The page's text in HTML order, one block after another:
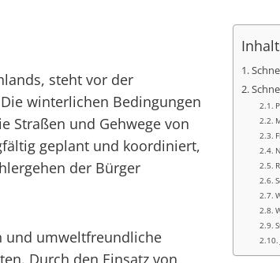
steht vor der
winterlichen Bedingungen
Straßen und Gehwege von
geplant und koordiniert,
der Bürger
und umweltfreundliche
Durch den Einsatz von